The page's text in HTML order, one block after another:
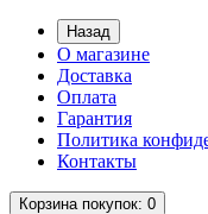
Назад
О магазине
Доставка
Оплата
Гарантия
Политика
Контакты
Корзинапокупок: 0